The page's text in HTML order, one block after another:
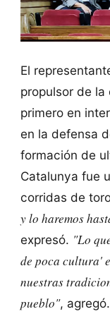
El
propulsor de
primero en
en la defensa
formación de
Catalunya fue
corridas de
y lo haremos
expresó. "Lo
de poca cultura'
nuestras
pueblo", agregó.